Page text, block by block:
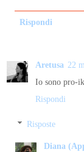
Rispondi
Aretusa 22
Io sono pro-
Rispondi
Risposte
Diana